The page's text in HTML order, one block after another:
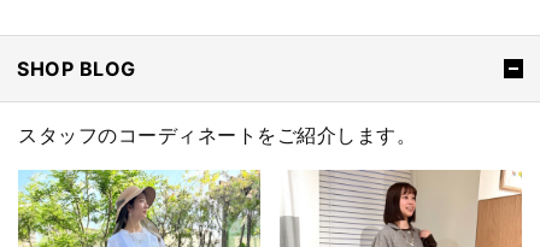
SHOP BLOG
スタッフのコーディネートをご紹介します。